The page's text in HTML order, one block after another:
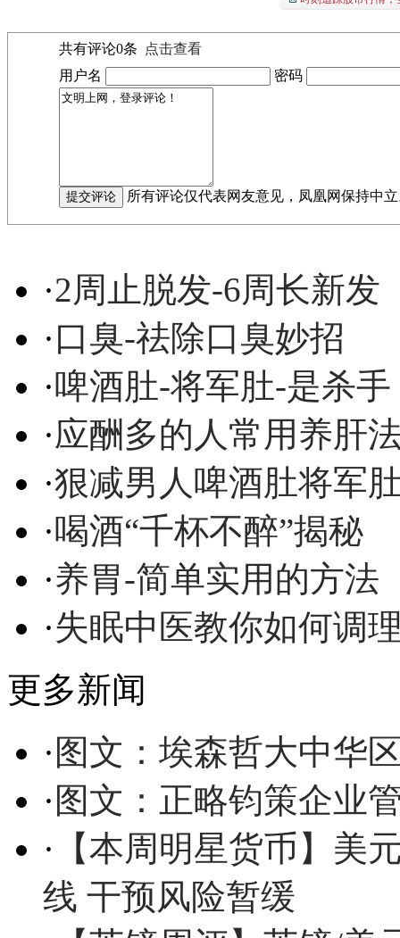
共有评论0条
点击查看
用户名
密码
所有评论仅代表网友意见，凤凰网保持中
·2周止脱发-6周长新发
·口臭-祛除口臭妙招
·啤酒肚-将军肚-是杀手
·应酬多的人常用养肝
·狠减男人啤酒肚将军
·喝酒“千杯不醉”揭秘
·养胃-简单实用的方法
·失眠中医教你如何调
更多新闻
· 图文：埃森哲大中华
· 图文：正略钧策企业
· 【本周明星货币】美
线 干预风险暂缓